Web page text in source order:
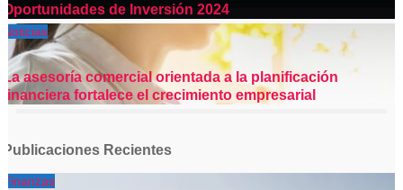
Oportunidades de Inversión 2024
Noticias
La asesoría comercial orientada a la planificación
financiera fortalece el crecimiento empresarial
Publicaciones Recientes
Finanzas